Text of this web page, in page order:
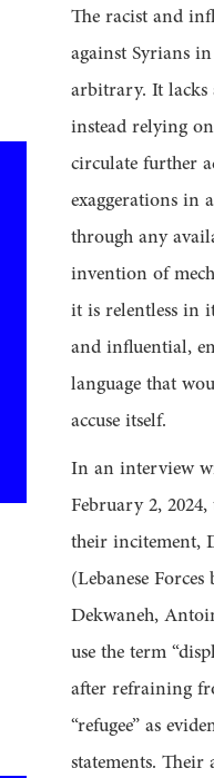
The racist and
against Syrians
arbitrary. It lacks
instead relying
circulate further
exaggerations in
through any
invention of
it is relentless in
and influential,
language that
accuse itself.
In an interview
February 2,
their incitement,
(Lebanese
Dekwaneh,
use the term
after refraining
“refugee” as
statements. Their